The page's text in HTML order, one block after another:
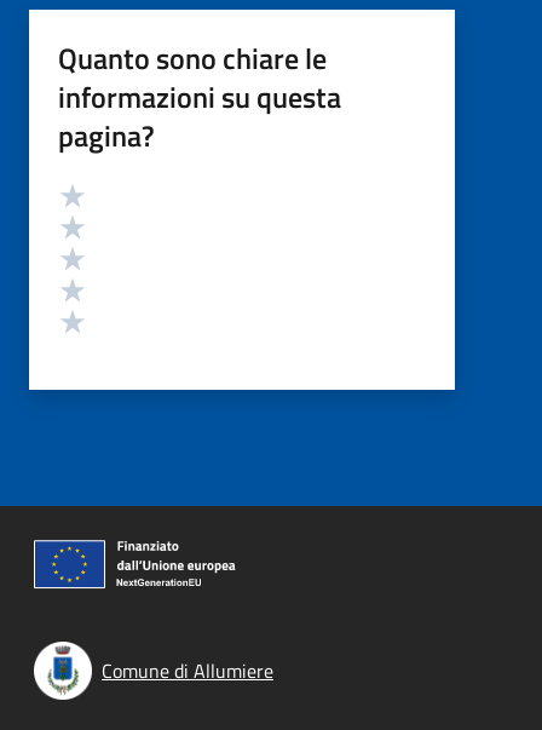
Quanto sono chiare le
informazioni su questa
pagina?
Valutazione
Comune di Allumiere